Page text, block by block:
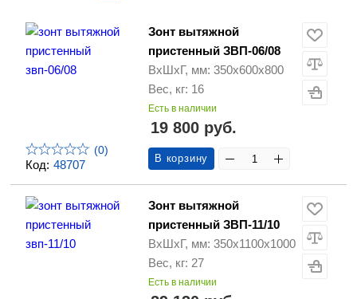
Код: 48707
(0)
Зонт вытяжной
пристенный ЗВП-06/08
ВхШхГ, мм: 350х600х800
Вес, кг: 16
Есть в наличии
19 800 руб.
В корзину
Зонт вытяжной
пристенный ЗВП-11/10
ВхШхГ, мм: 350х1100х1000
Вес, кг: 27
Есть в наличии